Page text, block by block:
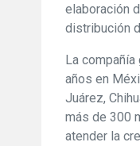
elaboración
distribución
La
años en
Juárez,
más de 300
atender la